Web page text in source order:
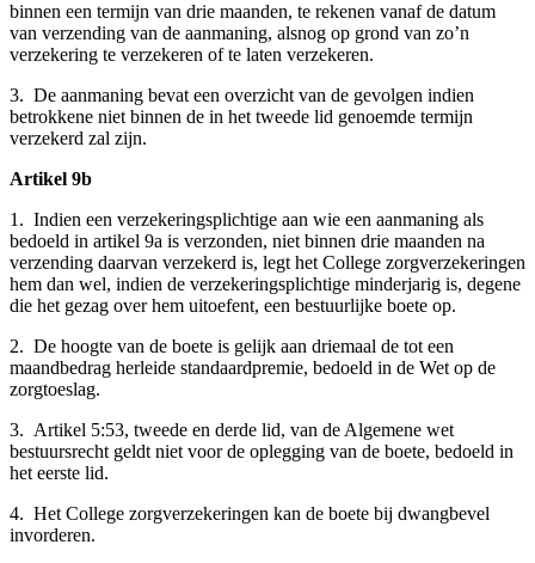
binnen een termijn van drie maanden, te rekenen vanaf de datum
van verzending van de aanmaning, alsnog op grond van zo’n
verzekering te verzekeren of te laten verzekeren.
3. De aanmaning bevat een overzicht van de gevolgen indien
betrokkene niet binnen de in het tweede lid genoemde termijn
verzekerd zal zijn.
Artikel 9b
1. Indien een verzekeringsplichtige aan wie een aanmaning als
bedoeld in artikel 9a is verzonden, niet binnen drie maanden na
verzending daarvan verzekerd is, legt het College zorgverzekeringen
hem dan wel, indien de verzekeringsplichtige minderjarig is, degene
die het gezag over hem uitoefent, een bestuurlijke boete op.
2. De hoogte van de boete is gelijk aan driemaal de tot een
maandbedrag herleide standaardpremie, bedoeld in de Wet op de
zorgtoeslag.
3. Artikel 5:53, tweede en derde lid, van de Algemene wet
bestuursrecht geldt niet voor de oplegging van de boete, bedoeld in
het eerste lid.
4. Het College zorgverzekeringen kan de boete bij dwangbevel
invorderen.